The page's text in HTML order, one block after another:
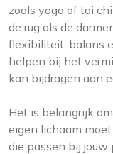
zoals yoga of tai
de rug als de
flexibiliteit, balans
helpen bij het
kan bijdragen aan
Het is belangrijk
eigen lichaam
die passen bij jouw